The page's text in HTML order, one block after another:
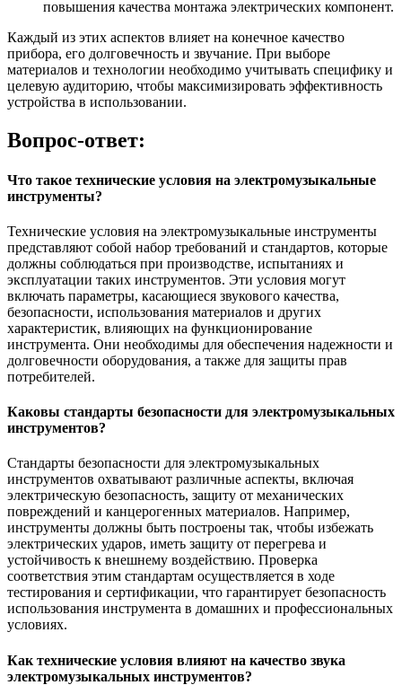
повышения качества монтажа электрических компонент.
Каждый из этих аспектов влияет на конечное качество
прибора, его долговечность и звучание. При выборе
материалов и технологии необходимо учитывать специфику и
целевую аудиторию, чтобы максимизировать эффективность
устройства в использовании.
Вопрос-ответ:
Что такое технические условия на электромузыкальные
инструменты?
Технические условия на электромузыкальные инструменты
представляют собой набор требований и стандартов, которые
должны соблюдаться при производстве, испытаниях и
эксплуатации таких инструментов. Эти условия могут
включать параметры, касающиеся звукового качества,
безопасности, использования материалов и других
характеристик, влияющих на функционирование
инструмента. Они необходимы для обеспечения надежности и
долговечности оборудования, а также для защиты прав
потребителей.
Каковы стандарты безопасности для электромузыкальных
инструментов?
Стандарты безопасности для электромузыкальных
инструментов охватывают различные аспекты, включая
электрическую безопасность, защиту от механических
повреждений и канцерогенных материалов. Например,
инструменты должны быть построены так, чтобы избежать
электрических ударов, иметь защиту от перегрева и
устойчивость к внешнему воздействию. Проверка
соответствия этим стандартам осуществляется в ходе
тестирования и сертификации, что гарантирует безопасность
использования инструмента в домашних и профессиональных
условиях.
Как технические условия влияют на качество звука
электромузыкальных инструментов?